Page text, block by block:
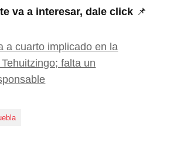
va a interesar, dale click 📌
a cuarto implicado en la
falta un